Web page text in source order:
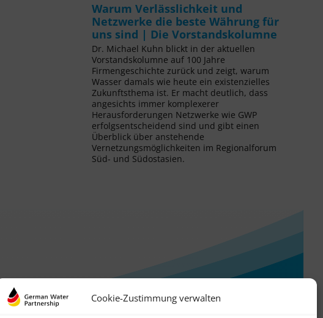
Cookie-Zustimmung verwalten
Warum Verlässlichkeit und
Netzwerke die beste Währung für
uns sind | Die Vorstandskolumne
Dr. Michael Kuhn blickt in der aktuellen
Vorstandskolumne auf 100 Jahre
Firmengeschichte zurück und zeigt, warum
Wasser damals wie heute ein existenzielles
Zukunftsthema ist. Er macht deutlich, dass
angesichts immer komplexerer
Herausforderungen Netzwerke wie GWP
erfolgsentscheidend sind und gibt einen
Überblick über anstehende
Vernetzungsmöglichkeiten im Regionalforum
Süd- und Südostasien.